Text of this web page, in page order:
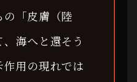
「皮膚（陸
海へと還そう
作用の現れでは